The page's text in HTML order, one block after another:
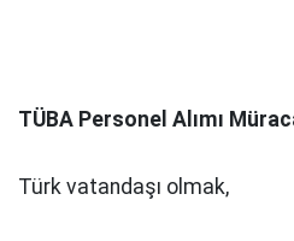
TÜBA Personel Alımı
Türk vatandaşı olmak,